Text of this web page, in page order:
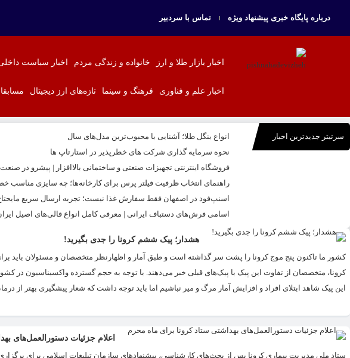
درباره پایگاه خبری پیشنهاد ویژه تماس با سردبیر
اخبار بازار طلا و ارز خانواده و زندگی مردم اخبار سیاست
اخبار علم و فناوری فرهنگ و سینما تازه‌های ارز دیجیتال
سرتیتر جدیدترین اخبار
انواع بنگل طلا؛ آشنایی با محبوب‌ترین مدل‌های سال
نحوه سرمایه‌ گذاری شرکت‌ های خطرپذیر در استارتاپ ها
فروشگاه اینترنتی تجهیزات صنعتی و ساختمانی بالاافزار | پیشرو در صنعت
راهنمای انتخاب ظرفیت فیلتر پرس برای کارخانه‌ها؛ چه سایزی مناسب
اسنپ‌فود در اصفهان فقط سفارش غذا نیست؛ تجربه ارسال سریع
اسامی فرش‌های دستباف ایرانی | معرفی کامل انواع قالی‌های اصیل
هشدار؛ پیک ششم کرونا را جدی بگیرید!
کشور ما تاکنون پنج موج کرونا را پشت سر گذاشته است و طبق آمار و اظهارنظر متخصصان و مسئولان باید
این پیک شاهد ابتلای افراد و افزایش آمار مرگ و میر نباشیم اما باید توجه داشت که شعار پیشگیری بهتر
اعلام جزئیات دستورالعمل‌های